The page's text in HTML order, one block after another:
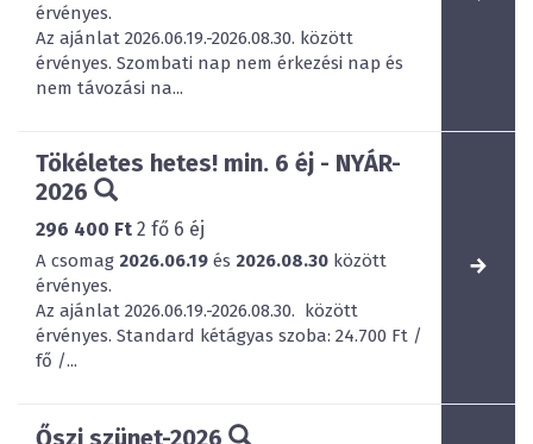
érvényes.
Az ajánlat 2026.06.19.-2026.08.30. között
érvényes. Szombati nap nem érkezési nap és
nem távozási na...
Tökéletes hetes! min. 6 éj - NYÁR-
2026
296 400 Ft 2 fő 6 éj
A csomag 2026.06.19 és 2026.08.30 között
érvényes.
Az ajánlat 2026.06.19.-2026.08.30. között
érvényes. Standard kétágyas szoba: 24.700 Ft /
fő /...
Őszi szünet-2026